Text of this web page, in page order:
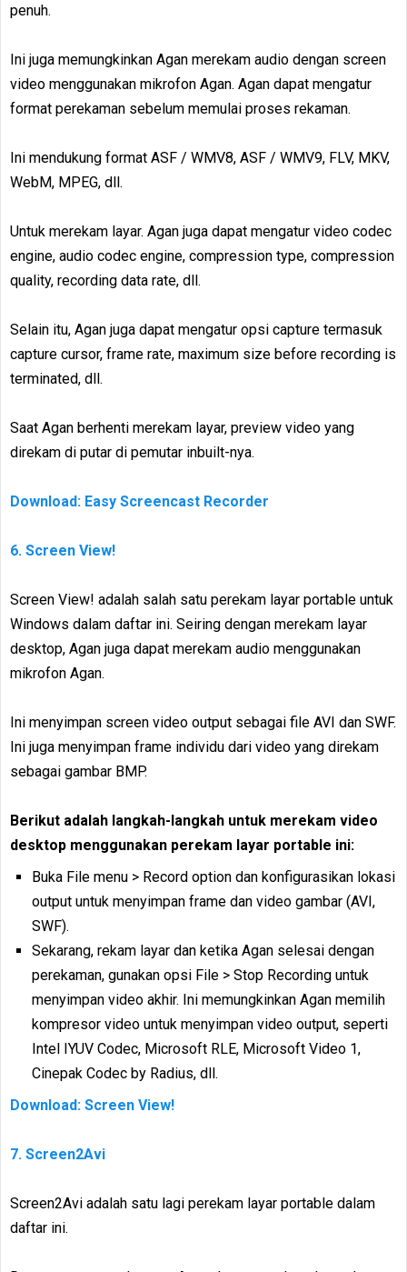
penuh.
Ini juga memungkinkan Agan merekam audio dengan screen
video menggunakan mikrofon Agan. Agan dapat mengatur
format perekaman sebelum memulai proses rekaman.
Ini mendukung format ASF / WMV8, ASF / WMV9, FLV, MKV,
WebM, MPEG, dll.
Untuk merekam layar. Agan juga dapat mengatur video codec
engine, audio codec engine, compression type, compression
quality, recording data rate, dll.
Selain itu, Agan juga dapat mengatur opsi capture termasuk
capture cursor, frame rate, maximum size before recording is
terminated, dll.
Saat Agan berhenti merekam layar, preview video yang
direkam di putar di pemutar inbuilt-nya.
Download: Easy Screencast Recorder
6. Screen View!
Screen View! adalah salah satu perekam layar portable untuk
Windows dalam daftar ini. Seiring dengan merekam layar
desktop, Agan juga dapat merekam audio menggunakan
mikrofon Agan.
Ini menyimpan screen video output sebagai file AVI dan SWF.
Ini juga menyimpan frame individu dari video yang direkam
sebagai gambar BMP.
Berikut adalah langkah-langkah untuk merekam video
desktop menggunakan perekam layar portable ini:
Buka File menu > Record option dan konfigurasikan lokasi
output untuk menyimpan frame dan video gambar (AVI,
SWF).
Sekarang, rekam layar dan ketika Agan selesai dengan
perekaman, gunakan opsi File > Stop Recording untuk
menyimpan video akhir. Ini memungkinkan Agan memilih
kompresor video untuk menyimpan video output, seperti
Intel IYUV Codec, Microsoft RLE, Microsoft Video 1,
Cinepak Codec by Radius, dll.
Download: Screen View!
7. Screen2Avi
Screen2Avi adalah satu lagi perekam layar portable dalam
daftar ini.